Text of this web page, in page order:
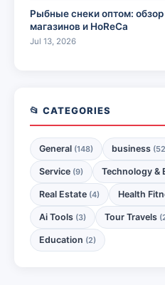
Рыбные снеки оптом:
магазинов и HoReCa
Jul 13, 2026
📂 CATEGORIES
General (148) business
Service (9) Technology &
Real Estate (4) Health
Ai Tools (3) Tour Travels
Education (2)